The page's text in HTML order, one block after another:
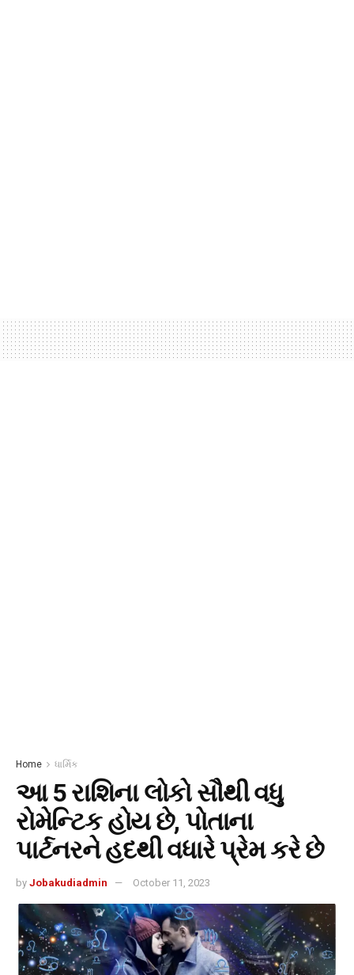
Home ધાર્મિક
આ 5 રાશિના લોકો સૌથી વધુ
રોમેન્ટિક હોય છે, પોતાના
પાર્ટનરને હદથી વધારે પ્રેમ કરે છે
by Jobakudiadmin October 11, 2023